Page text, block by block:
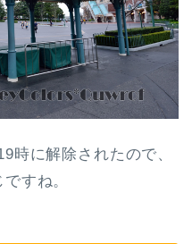
に解除されたので、
すね。